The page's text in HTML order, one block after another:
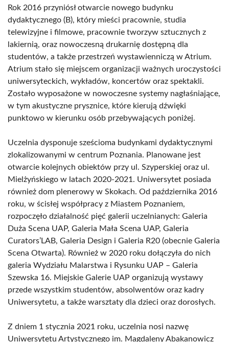
Rok 2016 przyniósł otwarcie nowego budynku
dydaktycznego (B), który mieści pracownie, studia
telewizyjne i filmowe, pracownie tworzyw sztucznych z
lakiernią, oraz nowoczesną drukarnię dostępną dla
studentów, a także przestrzeń wystawienniczą w Atrium.
Atrium stało się miejscem organizacji ważnych uroczystości
uniwersyteckich, wykładów, koncertów oraz spektakli.
Zostało wyposażone w nowoczesne systemy nagłaśniające,
w tym akustyczne prysznice, które kierują dźwięki
punktowo w kierunku osób przebywających poniżej.
Uczelnia dysponuje sześcioma budynkami dydaktycznymi
zlokalizowanymi w centrum Poznania. Planowane jest
otwarcie kolejnych obiektów przy ul. Szyperskiej oraz ul.
Mielżyńskiego w latach 2020-2021. Uniwersytet posiada
również dom plenerowy w Skokach. Od października 2016
roku, w ścisłej współpracy z Miastem Poznaniem,
rozpoczęło działalność pięć galerii uczelnianych: Galeria
Duża Scena UAP, Galeria Mała Scena UAP, Galeria
Curators’LAB, Galeria Design i Galeria R20 (obecnie Galeria
Scena Otwarta). Również w 2020 roku dołączyła do nich
galeria Wydziału Malarstwa i Rysunku UAP – Galeria
Szewska 16. Miejskie Galerie UAP organizują wystawy
przede wszystkim studentów, absolwentów oraz kadry
Uniwersytetu, a także warsztaty dla dzieci oraz dorosłych.
Z dniem 1 stycznia 2021 roku, uczelnia nosi nazwę
Uniwersytetu Artystycznego im. Magdaleny Abakanowicz